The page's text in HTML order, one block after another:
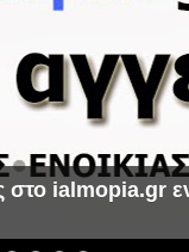
στο ialmopia.gr